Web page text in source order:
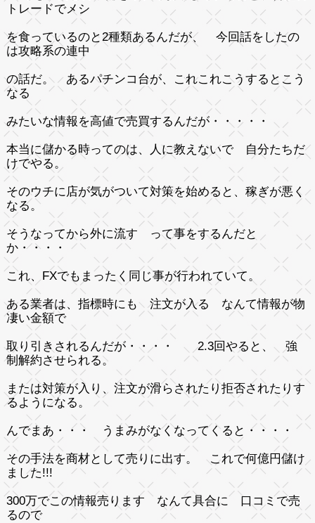
トレードでメシ
を食っているのと2種類あるんだが、 今回話をしたの
は攻略系の連中
の話だ。 あるパチンコ台が、これこれこうするとこう
なる
みたいな情報を高値で売買するんだが・・・・・
本当に儲かる時ってのは、人に教えないで 自分たちだ
けでやる。
そのウチに店が気がついて対策を始めると、稼ぎが悪く
なる。
そうなってから外に流す って事をするんだと
か・・・・
これ、FXでもまったく同じ事が行われていて。
ある業者は、指標時にも 注文が入る なんて情報が物
凄い金額で
取り引きされるんだが・・・・ 2.3回やると、 強
制解約させられる。
または対策が入り、注文が滑らされたり拒否されたりす
るようになる。
んでまあ・・・ うまみがなくなってくると・・・・
その手法を商材として売りに出す。 これで何億円儲け
ました!!!
300万でこの情報売ります なんて具合に 口コミで売
るので